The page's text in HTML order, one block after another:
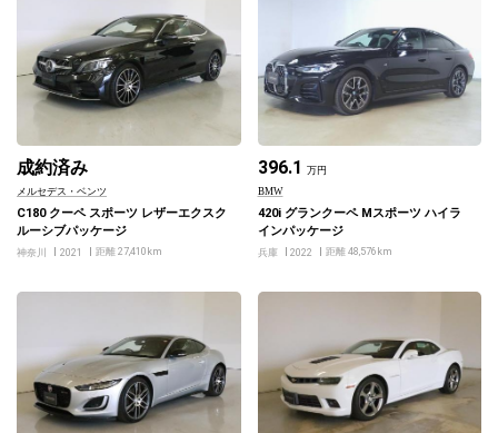
成約済み
メルセデス・ベンツ
C180 クーペ スポーツ レザーエクスク
ルーシブパッケージ
神奈川 2021 距離 27,410km
396.1
万円
BMW
420i グランクーペ Mスポーツ ハイラ
インパッケージ
兵庫 2022 距離 48,576km